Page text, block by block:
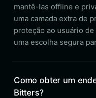
mantê-las offline e
uma camada extra de
proteção ao usuário
uma escolha segura
Como obter um
Bitters?